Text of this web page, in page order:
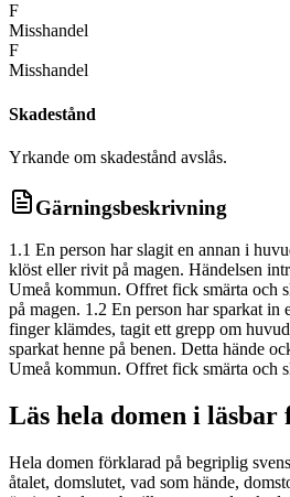
F
Misshandel
F
Misshandel
Skadestånd
Yrkande om skadestånd avslås.
Gärningsbeskrivning
1.1 En person har slagit en annan i
klöst eller rivit på magen. Händelsen
Umeå kommun. Offret fick smärta och
på magen. 1.2 En person har sparkat in
finger klämdes, tagit ett grepp om
sparkat henne på benen. Detta hände
Umeå kommun. Offret fick smärta och
Läs hela domen i läsbar
Hela domen förklarad på begriplig
åtalet, domslutet, vad som hände,